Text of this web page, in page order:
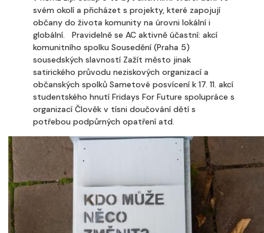
svém okolí a přicházet s projekty, které zapojují
občany do života komunity na úrovni lokální i
globální. Pravidelně se AC aktivně účastní: akcí
komunitního spolku Sousedění (Praha 5)
sousedských slavností Zažít město jinak
satirického průvodu neziskových organizací a
občanských spolků Sametové posvícení k 17. 11. akcí
studentského hnutí Fridays For Future spolupráce s
organizací Člověk v tísni doučování dětí s
potřebou podpůrných opatření atd.